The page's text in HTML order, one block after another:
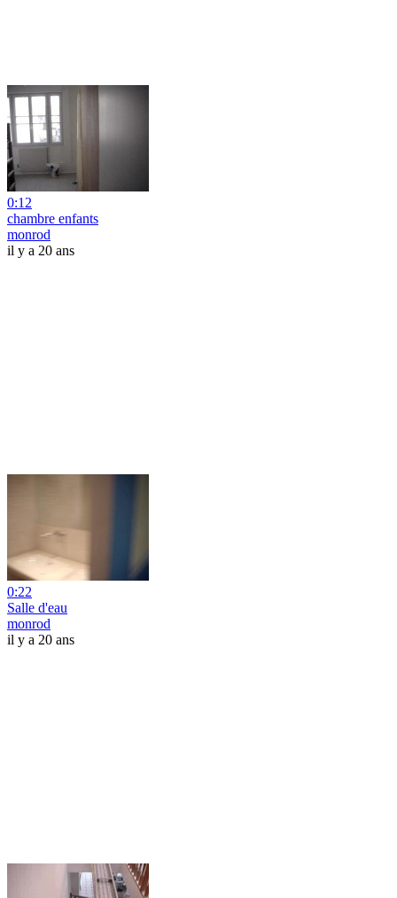
0:12
chambre enfants
monrod
il y a 20 ans
0:22
Salle d'eau
monrod
il y a 20 ans